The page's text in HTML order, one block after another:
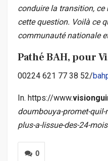
conduire la transition, ce
cette question. Voilà ce
communauté nationale
Pathé BAH, pour
00224 621 77 38 52/
In. https://www.
doumbouya-promet-quil-
plus-a-lissue-des-24-
0